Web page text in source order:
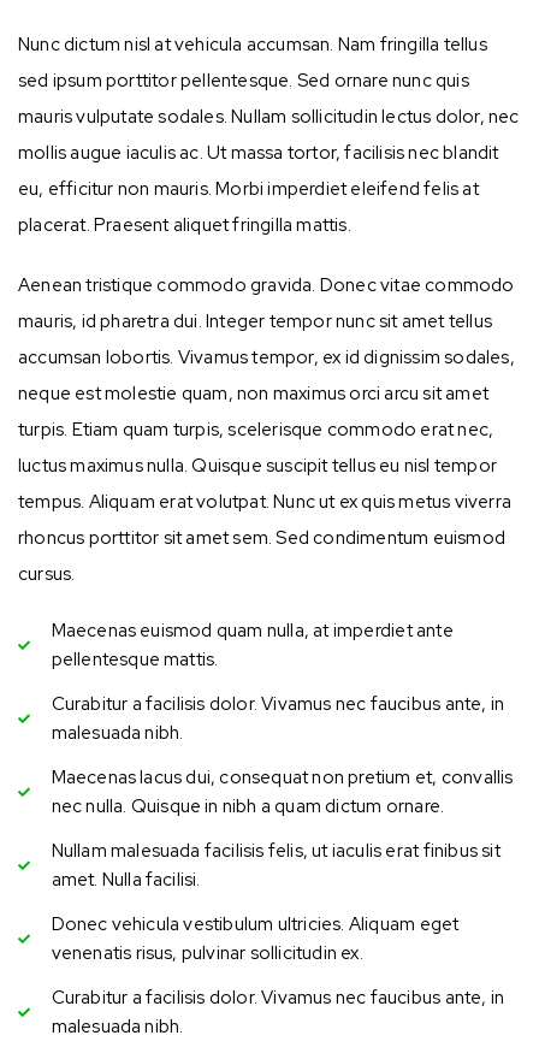
Nunc dictum nisl at vehicula accumsan. Nam fringilla tellus
sed ipsum porttitor pellentesque. Sed ornare nunc quis
mauris vulputate sodales. Nullam sollicitudin lectus dolor, nec
mollis augue iaculis ac. Ut massa tortor, facilisis nec blandit
eu, efficitur non mauris. Morbi imperdiet eleifend felis at
placerat. Praesent aliquet fringilla mattis.
Aenean tristique commodo gravida. Donec vitae commodo
mauris, id pharetra dui. Integer tempor nunc sit amet tellus
accumsan lobortis. Vivamus tempor, ex id dignissim sodales,
neque est molestie quam, non maximus orci arcu sit amet
turpis. Etiam quam turpis, scelerisque commodo erat nec,
luctus maximus nulla. Quisque suscipit tellus eu nisl tempor
tempus. Aliquam erat volutpat. Nunc ut ex quis metus viverra
rhoncus porttitor sit amet sem. Sed condimentum euismod
cursus.
Maecenas euismod quam nulla, at imperdiet ante
pellentesque mattis.
Curabitur a facilisis dolor. Vivamus nec faucibus ante, in
malesuada nibh.
Maecenas lacus dui, consequat non pretium et, convallis
nec nulla. Quisque in nibh a quam dictum ornare.
Nullam malesuada facilisis felis, ut iaculis erat finibus sit
amet. Nulla facilisi.
Donec vehicula vestibulum ultricies. Aliquam eget
venenatis risus, pulvinar sollicitudin ex.
Curabitur a facilisis dolor. Vivamus nec faucibus ante, in
malesuada nibh.